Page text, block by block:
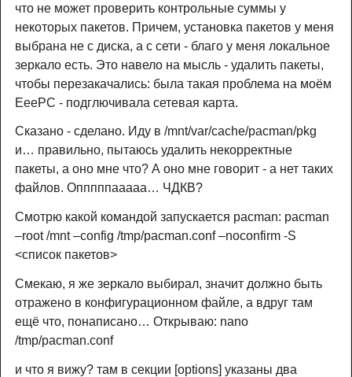
что не может проверить контрольные суммы у
некоторых пакетов. Причем, установка пакетов у меня
выбрана не с диска, а с сети - благо у меня локальное
зеркало есть. Это навело на мысль - удалить пакеты,
чтобы перезакачались: была такая проблема на моём
EeePC - подглючивала сетевая карта.
Сказано - сделано. Иду в /mnt/var/cache/pacman/pkg
и… правильно, пытаюсь удалить некорректные
пакеты, а оно мне что? А оно мне говорит - а нет таких
файлов. Опппппааааа… ЧДКВ?
Смотрю какой командой запускается pacman: pacman
–root /mnt –config /tmp/pacman.conf –noconfirm -S
<список пакетов>
Смекаю, я же зеркало выбирал, значит должно быть
отражено в конфигурационном файле, а вдруг там
ещё что, понаписано… Открываю: nano
/tmp/pacman.conf
и что я вижу? там в секции [options] указаны два